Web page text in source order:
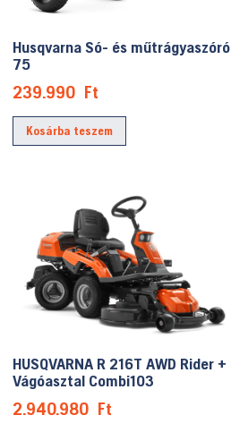
Ft.
Husqvarna Só- és műtrágyaszóró
75
239.990 Ft
Kosárba teszem
HUSQVARNA R 216T AWD Rider +
Vágóasztal Combi103
2.940.980 Ft